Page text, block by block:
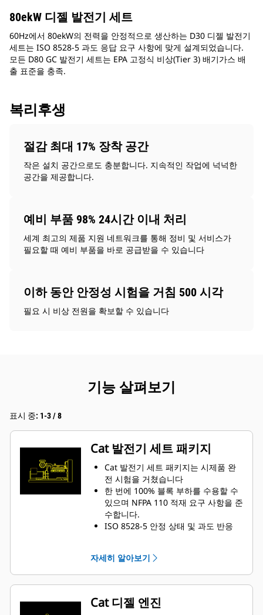
80ekW 디젤 발전기 세트
60Hz에서 80ekW의 전력을 안정적으로 생산하는 D30 디젤 발전기
세트는 ISO 8528-5 과도 응답 요구 사항에 맞게 설계되었습니다.
모든 D80 GC 발전기 세트는 EPA 고정식 비상(Tier 3) 배기가스 배
출 표준을 충족.
복리후생
절감 최대 17% 장착 공간
작은 설치 공간으로도 충분합니다. 지속적인 작업에 넉넉한
공간을 제공합니다.
예비 부품 98% 24시간 이내 처리
세계 최고의 제품 지원 네트워크를 통해 정비 및 서비스가
필요할 때 예비 부품을 바로 공급받을 수 있습니다
이하 동안 안정성 시험을 거침 500 시각
필요 시 비상 전원을 확보할 수 있습니다
기능 살펴보기
표시 중: 1-3 / 8
Cat 발전기 세트 패키지
Cat 발전기 세트 패키지는 시제품 완
전 시험을 거쳤습니다
한 번에 100% 블록 부하를 수용할 수
있으며 NFPA 110 적재 요구 사항을 준
수합니다.
ISO 8528-5 안정 상태 및 과도 반응
자세히 알아보기
Cat 디젤 엔진